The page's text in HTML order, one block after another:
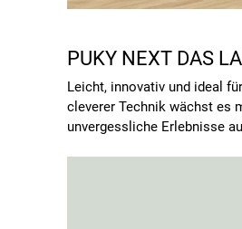
PUKY NEXT DAS
Leicht, innovativ und ideal
cleverer Technik wächst es
unvergessliche Erlebnisse